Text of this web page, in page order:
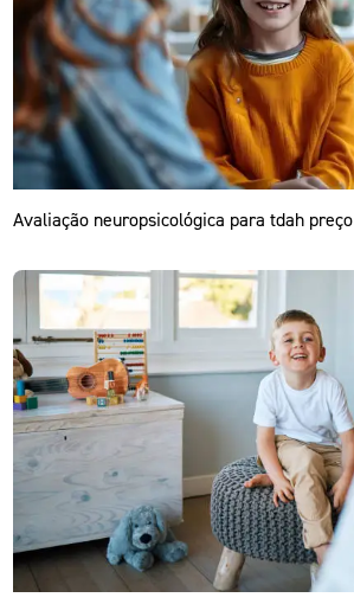
Avaliação neuropsicológica para tdah preço